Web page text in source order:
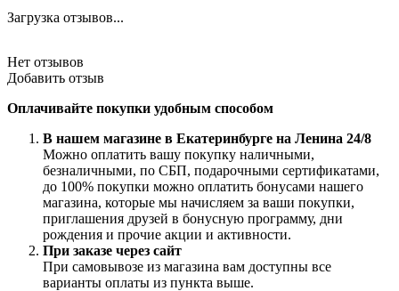
Загрузка отзывов...
Нет отзывов
Добавить отзыв
Оплачивайте покупки удобным способом
В нашем магазине в Екатеринбурге на Ленина 24/8
Можно оплатить вашу покупку наличными,
безналичными, по СБП, подарочными сертификатами,
до 100% покупки можно оплатить бонусами нашего
магазина, которые мы начисляем за ваши покупки,
приглашения друзей в бонусную программу, дни
рождения и прочие акции и активности.
При заказе через сайт
При самовывозе из магазина вам доступны все
варианты оплаты из пункта выше.